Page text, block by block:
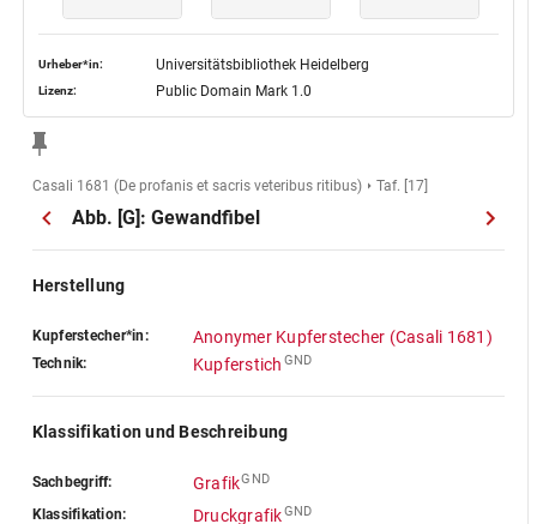
Urheber*in: Universitätsbibliothek Heidelberg
Lizenz: Public Domain Mark 1.0
Casali 1681 (De profanis et sacris veteribus ritibus) Taf. [17]
Abb. [G]: Gewandfibel
Herstellung
Kupferstecher*in: Anonymer Kupferstecher (Casali 1681)
Technik: Kupferstich GND
Klassifikation und Beschreibung
Sachbegriff: GrafikGND
Klassifikation: DruckgrafikGND